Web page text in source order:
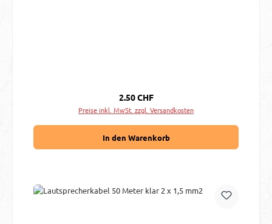
Regulärer Preis:
2.50 CHF
Preise inkl. MwSt. zzgl. Versandkosten
In den Warenkorb